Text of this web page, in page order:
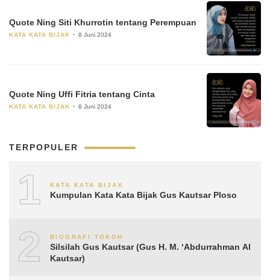
Quote Ning Siti Khurrotin tentang Perempuan
KATA KATA BIJAK 8 Juni 2024
Quote Ning Uffi Fitria tentang Cinta
KATA KATA BIJAK 8 Juni 2024
TERPOPULER
1 KATA KATA BIJAK
Kumpulan Kata Kata Bijak Gus Kautsar Ploso
2 BIOGRAFI TOKOH
Silsilah Gus Kautsar (Gus H. M. ‘Abdurrahman Al
Kautsar)